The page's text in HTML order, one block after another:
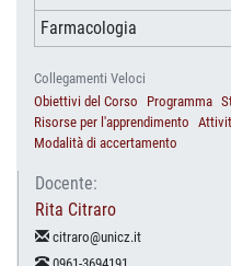
Farmacologia
Collegamenti Veloci
Obiettivi del Corso
Programma
Risorse per l'apprendimento
Modalità di accertamento
Docente:
Rita Citraro
citraro@unicz.it